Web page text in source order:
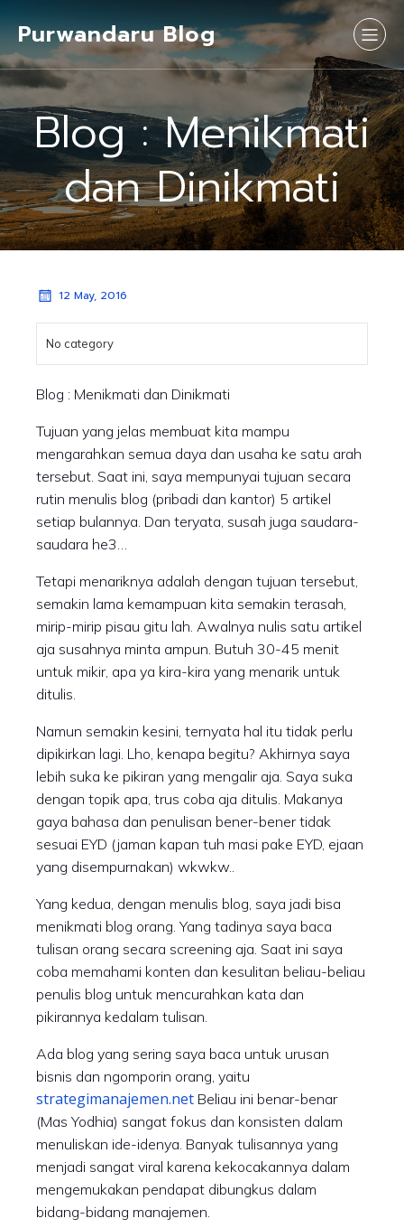
Purwandaru Blog
Blog : Menikmati
dan Dinikmati
12 May, 2016
No category
Blog : Menikmati dan Dinikmati
Tujuan yang jelas membuat kita mampu
mengarahkan semua daya dan usaha ke satu arah
tersebut. Saat ini, saya mempunyai tujuan secara
rutin menulis blog (pribadi dan kantor) 5 artikel
setiap bulannya. Dan teryata, susah juga saudara-
saudara he3…
Tetapi menariknya adalah dengan tujuan tersebut,
semakin lama kemampuan kita semakin terasah,
mirip-mirip pisau gitu lah. Awalnya nulis satu artikel
aja susahnya minta ampun. Butuh 30-45 menit
untuk mikir, apa ya kira-kira yang menarik untuk
ditulis.
Namun semakin kesini, ternyata hal itu tidak perlu
dipikirkan lagi. Lho, kenapa begitu? Akhirnya saya
lebih suka ke pikiran yang mengalir aja. Saya suka
dengan topik apa, trus coba aja ditulis. Makanya
gaya bahasa dan penulisan bener-bener tidak
sesuai EYD (jaman kapan tuh masi pake EYD, ejaan
yang disempurnakan) wkwkw..
Yang kedua, dengan menulis blog, saya jadi bisa
menikmati blog orang. Yang tadinya saya baca
tulisan orang secara screening aja. Saat ini saya
coba memahami konten dan kesulitan beliau-beliau
penulis blog untuk mencurahkan kata dan
pikirannya kedalam tulisan.
Ada blog yang sering saya baca untuk urusan
bisnis dan ngomporin orang, yaitu
strategimanajemen.net Beliau ini benar-benar
(Mas Yodhia) sangat fokus dan konsisten dalam
menuliskan ide-idenya. Banyak tulisannya yang
menjadi sangat viral karena kekocakannya dalam
mengemukakan pendapat dibungkus dalam
bidang-bidang manajemen.